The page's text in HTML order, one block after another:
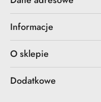
Informacje
O sklepie
Dodatkowe